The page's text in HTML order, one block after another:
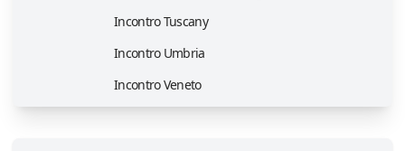
Incontro Tuscany
Incontro Umbria
Incontro Veneto